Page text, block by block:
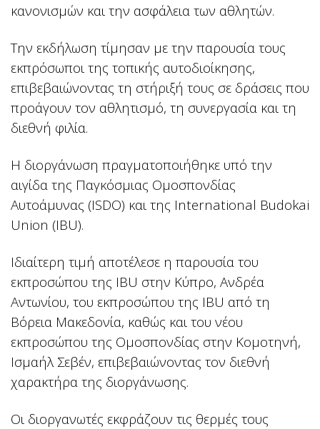
κανονισμών και την ασφάλεια των αθλητών.
Την εκδήλωση τίμησαν με την παρουσία τους
εκπρόσωποι της τοπικής αυτοδιοίκησης,
επιβεβαιώνοντας τη στήριξή τους σε δράσεις που
προάγουν τον αθλητισμό, τη συνεργασία και τη
διεθνή φιλία.
Η διοργάνωση πραγματοποιήθηκε υπό την
αιγίδα της Παγκόσμιας Ομοσπονδίας
Αυτοάμυνας (ISDO) και της International Budokai
Union (IBU).
Ιδιαίτερη τιμή αποτέλεσε η παρουσία του
εκπροσώπου της IBU στην Κύπρο, Ανδρέα
Αντωνίου, του εκπροσώπου της IBU από τη
Βόρεια Μακεδονία, καθώς και του νέου
εκπροσώπου της Ομοσπονδίας στην Κομοτηνή,
Ισμαήλ Σεβέν, επιβεβαιώνοντας τον διεθνή
χαρακτήρα της διοργάνωσης.
Οι διοργανωτές εκφράζουν τις θερμές τους